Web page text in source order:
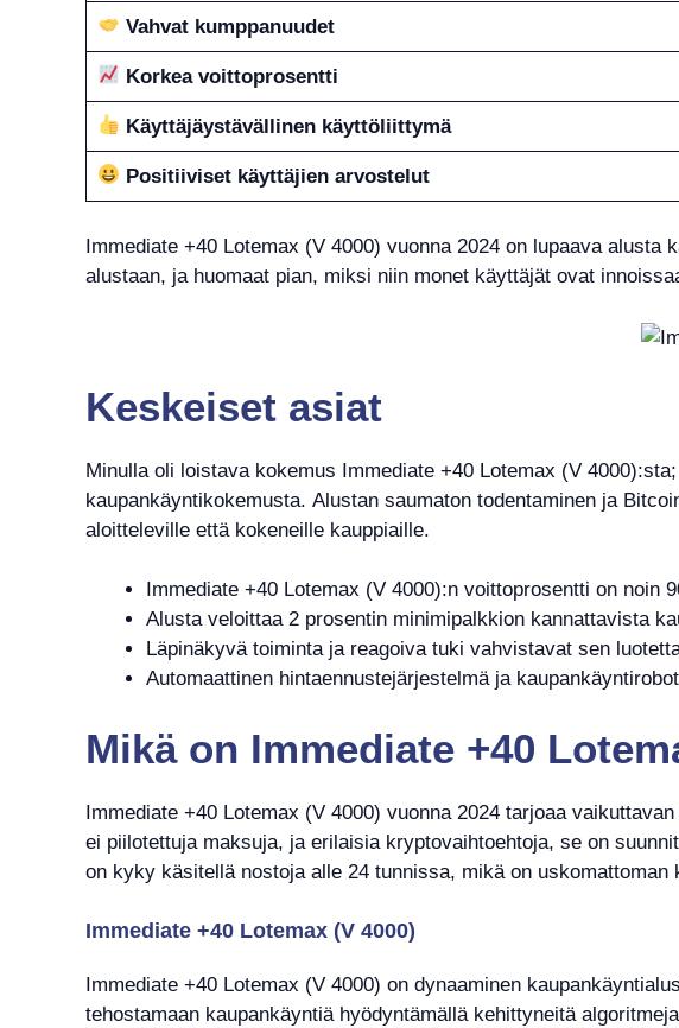
Vahvat kumppanuudet
Korkea voittoprosentti
Käyttäjäystävällinen käyttöliittymä
Positiiviset käyttäjien arvostelut
Immediate +40 Lotemax (V 4000) vuonna 2024 on lupaava
alustaan, ja huomaat pian, miksi niin monet käyttäjät ovat
Keskeiset asiat
Minulla oli loistava kokemus Immediate +40 Lotemax (V
kaupankäyntikokemusta. Alustan saumaton todentaminen ja
aloitteleville että kokeneille kauppiaille.
Immediate +40 Lotemax (V 4000):n voittoprosentti on noin
Alusta veloittaa 2 prosentin minimipalkkion kannattavista
Läpinäkyvä toiminta ja reagoiva tuki vahvistavat sen
Automaattinen hintaennustejärjestelmä ja
Mikä on Immediate +40
Immediate +40 Lotemax (V 4000) vuonna 2024 tarjoaa
ei piilotettuja maksuja, ja erilaisia kryptovaihtoehtoja, se on
on kyky käsitellä nostoja alle 24 tunnissa, mikä on uskomattoman
Immediate +40 Lotemax (V 4000)
Immediate +40 Lotemax (V 4000) on dynaaminen
tehostamaan kaupankäyntiä hyödyntämällä kehittyneitä